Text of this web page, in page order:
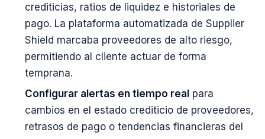
crediticias, ratios de liquidez e historiales de
pago. La plataforma automatizada de Supplier
Shield marcaba proveedores de alto riesgo,
permitiendo al cliente actuar de forma
temprana.
Configurar alertas en tiempo realpara
cambios en el estado crediticio de proveedores,
retrasos de pago o tendencias financieras del